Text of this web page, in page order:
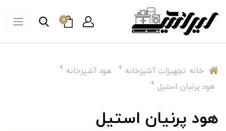
0
خانه تجهیزات آشپزخانه
هود آشپزخانه
هود پرنیان استیل
هود پرنیان استیل